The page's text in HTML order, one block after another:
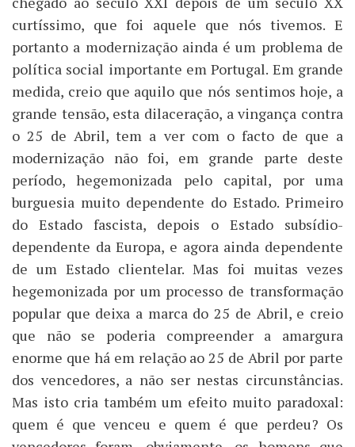
curtíssimo, que foi aquele que nós tivemos. E
portanto a modernização ainda é um problema de
política social importante em Portugal. Em grande
medida, creio que aquilo que nós sentimos hoje, a
grande tensão, esta dilaceração, a vingança contra
o 25 de Abril, tem a ver com o facto de que a
modernização não foi, em grande parte deste
período, hegemonizada pelo capital, por uma
burguesia muito dependente do Estado. Primeiro
do Estado fascista, depois o Estado subsídio-
dependente da Europa, e agora ainda dependente
de um Estado clientelar. Mas foi muitas vezes
hegemonizada por um processo de transformação
popular que deixa a marca do 25 de Abril, e creio
que não se poderia compreender a amargura
enorme que há em relação ao 25 de Abril por parte
dos vencedores, a não ser nestas circunstâncias.
Mas isto cria também um efeito muito paradoxal:
quem é que venceu e quem é que perdeu? Os